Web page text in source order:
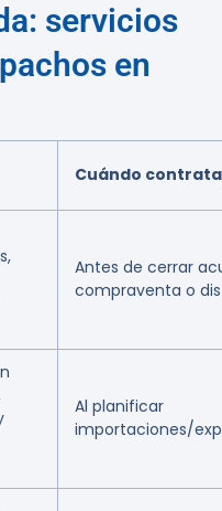
servicios
en
Cuándo
Antes de cerrar
compraventa o
Al planificar
importaciones/